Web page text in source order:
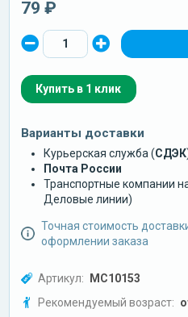
79 ₽
Купить в 1 клик
Варианты доставки
Курьерская служба (СДЭК
Почта России
Транспортные компании
Деловые линии)
Точная стоимость
оформлении заказа
Артикул: МС10153
Рекомендуемый возраст: